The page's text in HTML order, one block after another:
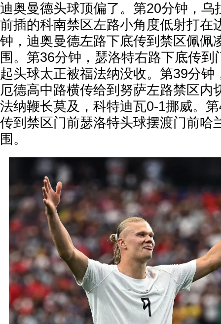
迪奥曼德头球顶偏了。第20分钟，乌
前插的科南禁区左路小角度低射打在
钟，迪奥曼德左路下底传到禁区佩佩
围。第36分钟，瑟洛特右路下底传到
起头球太正被福法纳没收。第39分钟
厄德高中路横传给到努萨左路禁区内
法纳鞭长莫及，科特迪瓦0-1挪威。
传到禁区门前瑟洛特头球摆渡门前哈
围。